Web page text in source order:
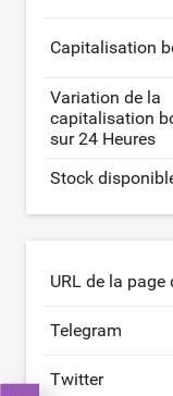
Capitalisation
Variation de la
capitalisation
sur 24 Heures
Stock
URL de la page
Telegram
Twitter